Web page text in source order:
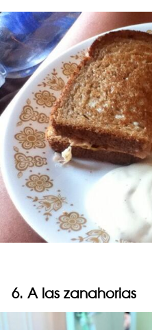
6. A las zanahorias